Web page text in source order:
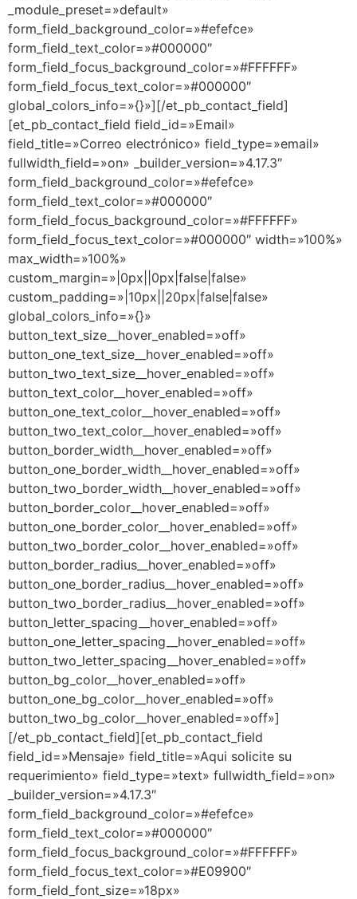
_module_preset=»default»
form_field_background_color=»#efefce»
form_field_text_color=»#000000″
form_field_focus_background_color=»#FFFFFF»
form_field_focus_text_color=»#000000″
global_colors_info=»{}»][/et_pb_contact_field]
[et_pb_contact_field field_id=»Email»
field_title=»Correo electrónico» field_type=»email»
fullwidth_field=»on» _builder_version=»4.17.3″
form_field_background_color=»#efefce»
form_field_text_color=»#000000″
form_field_focus_background_color=»#FFFFFF»
form_field_focus_text_color=»#000000″ width=»100%»
max_width=»100%»
custom_margin=»|0px||0px|false|false»
custom_padding=»|10px||20px|false|false»
global_colors_info=»{}»
button_text_size__hover_enabled=»off»
button_one_text_size__hover_enabled=»off»
button_two_text_size__hover_enabled=»off»
button_text_color__hover_enabled=»off»
button_one_text_color__hover_enabled=»off»
button_two_text_color__hover_enabled=»off»
button_border_width__hover_enabled=»off»
button_one_border_width__hover_enabled=»off»
button_two_border_width__hover_enabled=»off»
button_border_color__hover_enabled=»off»
button_one_border_color__hover_enabled=»off»
button_two_border_color__hover_enabled=»off»
button_border_radius__hover_enabled=»off»
button_one_border_radius__hover_enabled=»off»
button_two_border_radius__hover_enabled=»off»
button_letter_spacing__hover_enabled=»off»
button_one_letter_spacing__hover_enabled=»off»
button_two_letter_spacing__hover_enabled=»off»
button_bg_color__hover_enabled=»off»
button_one_bg_color__hover_enabled=»off»
button_two_bg_color__hover_enabled=»off»]
[/et_pb_contact_field][et_pb_contact_field
field_id=»Mensaje» field_title=»Aqui solicite su
requerimiento» field_type=»text» fullwidth_field=»on»
_builder_version=»4.17.3″
form_field_background_color=»#efefce»
form_field_text_color=»#000000″
form_field_focus_background_color=»#FFFFFF»
form_field_focus_text_color=»#E09900″
form_field_font_size=»18px»